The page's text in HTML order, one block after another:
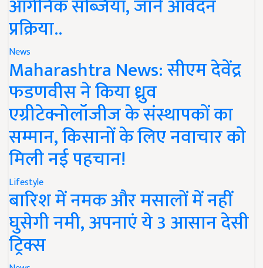
ऑर्गेनिक सब्जियां, जानें आवेदन
प्रक्रिया..
News
Maharashtra News: सीएम देवेंद्र
फडणवीस ने किया ध्रुव
एग्रीटेक्नोलॉजीज के संस्थापकों का
सम्मान, किसानों के लिए नवाचार को
मिली नई पहचान!
Lifestyle
बारिश में नमक और मसालों में नहीं
घुसेगी नमी, अपनाएं ये 3 आसान देसी
ट्रिक्स